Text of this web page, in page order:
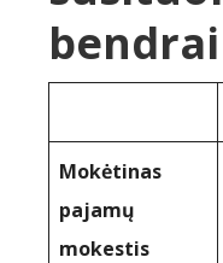
bendrai
Mokėtinas
pajamų
mokestis